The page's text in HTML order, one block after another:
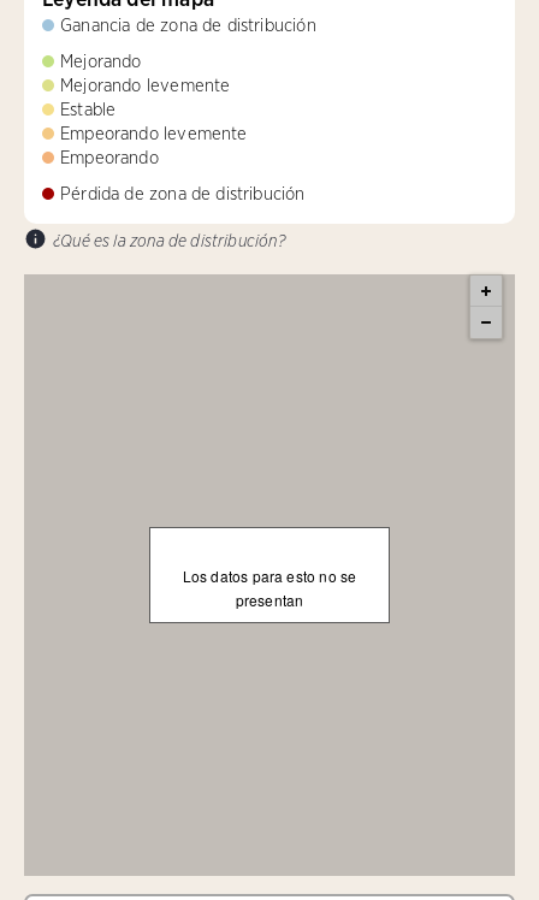
Ganancia de zona de distribución
Mejorando
Mejorando levemente
Estable
Empeorando levemente
Empeorando
Pérdida de zona de distribución
¿Qué es la zona de distribución?
Los datos para esto no se
presentan